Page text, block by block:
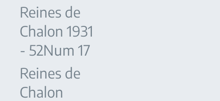
Reines de
Chalon 1931
- 52Num 17
Reines de
Chalon